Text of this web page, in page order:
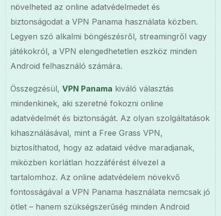
növelheted az online adatvédelmedet és
biztonságodat a VPN Panama használata közben.
Legyen szó alkalmi böngészésről, streamingről vagy
játékokról, a VPN elengedhetetlen eszköz minden
Android felhasználó számára.
Összegzésül,VPN Panama kiváló választás
mindenkinek, aki szeretné fokozni online
adatvédelmét és biztonságát. Az olyan szolgáltatások
kihasználásával, mint a Free Grass VPN,
biztosíthatod, hogy az adataid védve maradjanak,
miközben korlátlan hozzáférést élvezel a
tartalomhoz. Az online adatvédelem növekvő
fontosságával a VPN Panama használata nemcsak jó
ötlet – hanem szükségszerűség minden Android